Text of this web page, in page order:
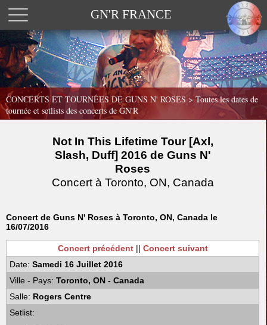
GN'R FRANCE
CONCERTS ET TOURNÉES DE GUNS N' ROSES > Toutes les dates de
tournée et setlists des concerts de GN'R
Not In This Lifetime Tour [Axl,
Slash, Duff] 2016 de Guns N'
Roses
Concert à Toronto, ON, Canada
Concert de Guns N' Roses à Toronto, ON, Canada le
16/07/2016
Concert précédent|| Concert suivant
Date:Samedi 16 Juillet 2016
Ville - Pays:Toronto, ON - Canada
Salle: Rogers Centre
Setlist: